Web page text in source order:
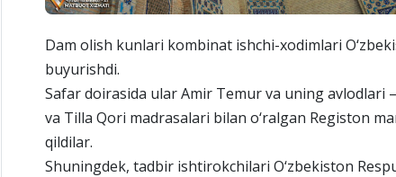
Dam olish kunlari kombinat ishchi-xodimlari
buyurishdi.
Safar doirasida ular Amir Temur va uning avlodlari
va Tilla Qori madrasalari bilan o‘ralgan Registon
qildilar.
Shuningdek, tadbir ishtirokchilari O‘zbekiston